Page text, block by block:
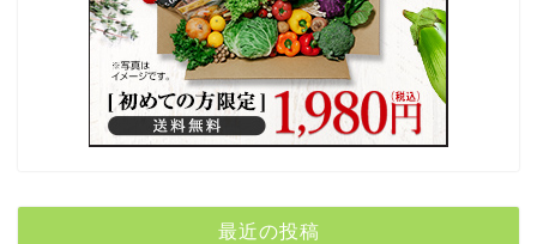
最近の投稿